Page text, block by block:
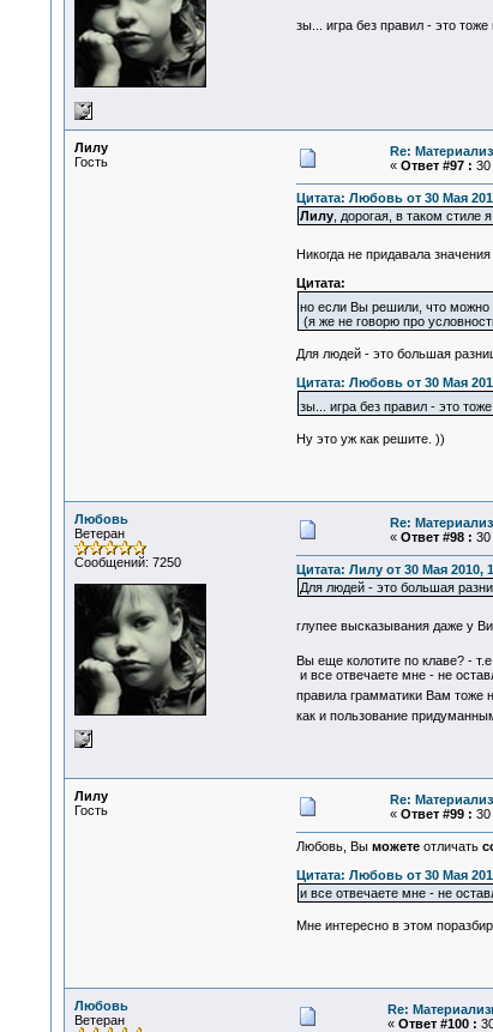
зы... игра без правил - это
Лилу
Гость
Re:
« Ответ #97 : 30
Цитата: Любовь от 30 Мая
Лилу, дорогая, в таком стиле
Никогда не придавала
Цитата:
но если Вы решили, что можно
(я же не говорю про
Для людей - это большая
Цитата: Любовь от 30 Мая
зы... игра без правил - это
Ну это уж как решите. ))
Любовь
Ветеран
Сообщений: 7250
Re:
« Ответ #98 : 30
Цитата: Лилу от 30 Мая 2010,
Для людей - это большая
глупее высказывания даже у
Вы еще колотите по клаве? -
и все отвечаете мне - не
правила грамматики Вам тоже
как и пользование
Лилу
Гость
Re:
« Ответ #99 : 30
Любовь, Вы можетеотличать
Цитата: Любовь от 30 Мая
и все отвечаете мне - не
Мне интересно в этом
Любовь
Ветеран
Re:
« Ответ #100 :